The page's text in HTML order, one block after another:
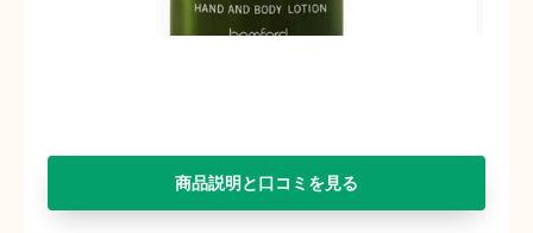
商品説明と口コミを見る